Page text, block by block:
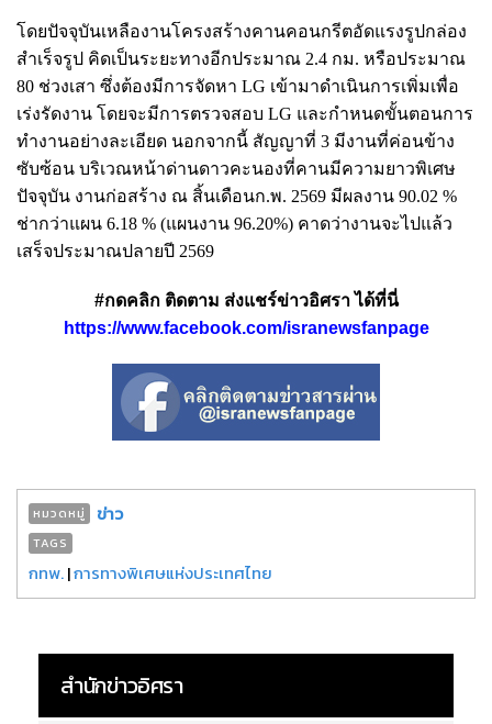
โดยปัจจุบันเหลืองานโครงสร้างคานคอนกรีตอัดแรงรูปกล่อง
สำเร็จรูป คิดเป็นระยะทางอีกประมาณ 2.4 กม. หรือประมาณ
80 ช่วงเสา ซึ่งต้องมีการจัดหา LG เข้ามาดำเนินการเพิ่มเพื่อ
เร่งรัดงาน โดยจะมีการตรวจสอบ LG และกำหนดขั้นตอนการ
ทำงานอย่างละเอียด นอกจากนี้ สัญญาที่ 3 มีงานที่ค่อนข้าง
ซับซ้อน บริเวณหน้าด่านดาวคะนองที่คานมีความยาวพิเศษ
ปัจจุบัน งานก่อสร้าง ณ สิ้นเดือนก.พ. 2569 มีผลงาน 90.02 %
ช่ากว่าแผน 6.18 % (แผนงาน 96.20%) คาดว่างานจะไปแล้ว
เสร็จประมาณปลายปี 2569
#กดคลิก ติดตาม ส่งแชร์ข่าวอิศรา ได้ที่นี่
https://www.facebook.com/isranewsfanpage
หมวดหมู่ ข่าว
TAGS
กทพ.|การทางพิเศษแห่งประเทศไทย
สำนักข่าวอิศรา